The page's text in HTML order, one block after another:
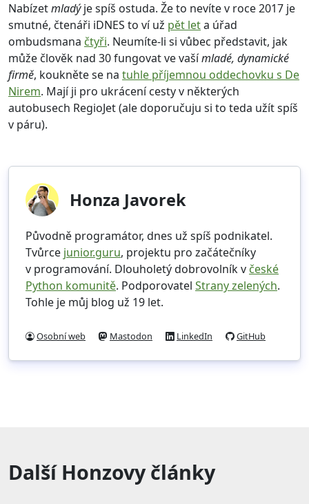
Nabízetmladýje spíš ostuda. Že to nevíte v roce 2017 je
smutné, čtenáři iDNES to ví už pět leta úřad
ombudsmana čtyři. Neumíte-li si vůbec představit, jak
může člověk nad 30 fungovat ve vašímladé, dynamické
firmě, koukněte se na tuhle příjemnou oddechovku s De
Nirem. Mají ji pro ukrácení cesty v některých
autobusech RegioJet (ale doporučuju si to teda užít spíš
v páru).
Honza Javorek
Původně programátor, dnes už spíš podnikatel.
Tvůrce junior.guru, projektu pro začátečníky
v programování. Dlouholetý dobrovolník v české
Python komunitě. Podporovatel Strany zelených.
Tohle je můj blog už 19 let.
Osobní web Mastodon LinkedIn GitHub
Další Honzovy články